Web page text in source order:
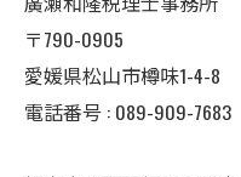
〒790-0905
愛媛県松山市樽味1-4-8
電話番号 : 089-909-7683